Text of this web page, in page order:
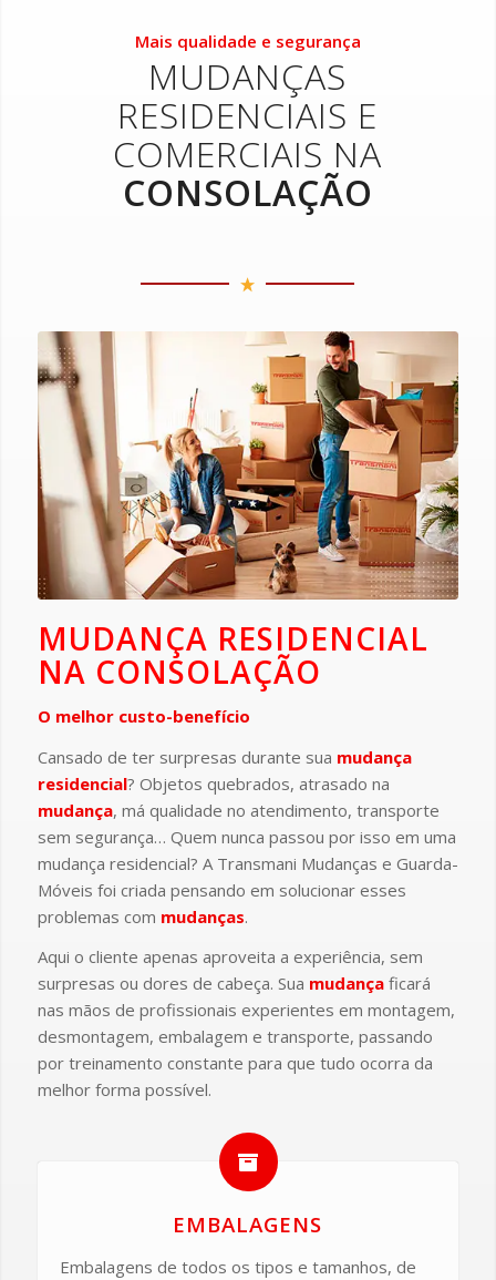
Mais qualidade e segurança
MUDANÇAS
RESIDENCIAIS E
COMERCIAIS NA
CONSOLAÇÃO
MUDANÇA RESIDENCIAL
NA CONSOLAÇÃO
O melhor custo-benefício
Cansado de ter surpresas durante sua mudança
residencial? Objetos quebrados, atrasado na
mudança, má qualidade no atendimento, transporte
sem segurança… Quem nunca passou por isso em uma
mudança residencial? A Transmani Mudanças e Guarda-
Móveis foi criada pensando em solucionar esses
problemas com mudanças.
Aqui o cliente apenas aproveita a experiência, sem
surpresas ou dores de cabeça. Sua mudançaficará
nas mãos de profissionais experientes em montagem,
desmontagem, embalagem e transporte, passando
por treinamento constante para que tudo ocorra da
melhor forma possível.
EMBALAGENS
Embalagens de todos os tipos e tamanhos, de